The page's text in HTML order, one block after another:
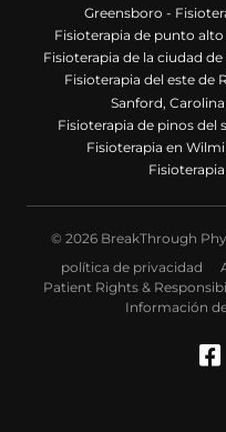
Greensboro -
Fisioterapia de punto alto
Fisioterapia de la ciudad
Fisioterapia del este de
Sanford,
Fisioterapia de pinos del
Fisioterapia en
© 2026 BreakThrough
política de privacidad
Patient Rights &
Información